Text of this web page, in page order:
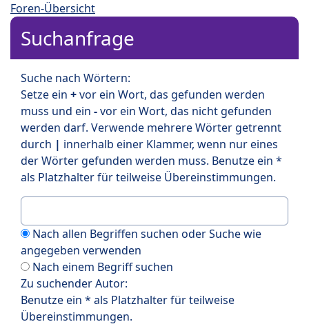
Foren-Übersicht
Suchanfrage
Suche nach Wörtern:
Setze ein +vor ein Wort, das gefunden werden
muss und ein -vor ein Wort, das nicht gefunden
werden darf. Verwende mehrere Wörter getrennt
durch | innerhalb einer Klammer, wenn nur eines
der Wörter gefunden werden muss. Benutze ein *
als Platzhalter für teilweise Übereinstimmungen.
Nach allen Begriffen suchen oder Suche wie
angegeben verwenden
Nach einem Begriff suchen
Zu suchender Autor:
Benutze ein * als Platzhalter für teilweise
Übereinstimmungen.